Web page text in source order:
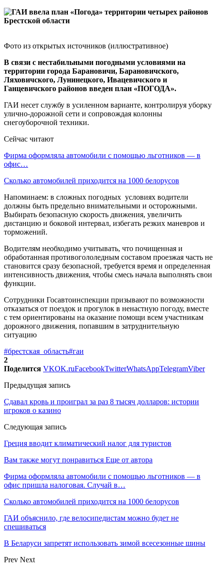
Фото из открытых источников (иллюстративное)
В связи с нестабильными погодными условиями на
территории города Барановичи, Барановичского,
Ляховичского, Лунинецкого, Ивацевичского и
Ганцевичского районов введен план «ПОГОДА».
ГАИ несет службу в усиленном варианте, контролируя уборку
улично-дорожной сети и сопровождая колонны
снегоуборочной техники.
Сейчас читают
Фирма оформляла автомобили с помощью льготников — в
офис…
Сколько автомобилей приходится на 1000 белорусов
Напоминаем: в сложных погодных условиях водители
должны быть предельно внимательными и осторожными.
Выбирать безопасную скорость движения, увеличить
дистанцию и боковой интервал, избегать резких маневров и
торможений.
Водителям необходимо учитывать, что почищенная и
обработанная противогололедным составом проезжая часть не
становится сразу безопасной, требуется время и определенная
интенсивность движения, чтобы смесь начала выполнять свои
функции.
Сотрудники Госавтоинспекции призывают по возможности
отказаться от поездок и прогулок в ненастную погоду, вместе
с тем ориентированы на оказание помощи всем участникам
дорожного движения, попавшим в затруднительную
ситуацию
#брестская_область#гаи
2
Поделится VKOK.ruFacebookTwitterWhatsAppTelegramViber
Предыдущая запись
Сдавал кровь и проиграл за раз 8 тысяч долларов: истории
игроков о казино
Следующая запись
Греция вводит климатический налог для туристов
Вам также могут понравиться Еще от автора
Фирма оформляла автомобили с помощью льготников — в
офис пришла налоговая. Случай в…
Сколько автомобилей приходится на 1000 белорусов
ГАИ объяснило, где велосипедистам можно будет не
спешиваться
В Беларуси запретят использовать зимой всесезонные шины
Prev Next